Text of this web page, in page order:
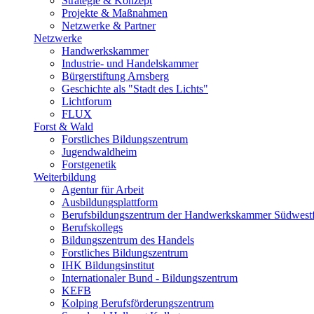
Projekte & Maßnahmen
Netzwerke & Partner
Netzwerke
Handwerkskammer
Industrie- und Handelskammer
Bürgerstiftung Arnsberg
Geschichte als "Stadt des Lichts"
Lichtforum
FLUX
Forst & Wald
Forstliches Bildungszentrum
Jugendwaldheim
Forstgenetik
Weiterbildung
Agentur für Arbeit
Ausbildungsplattform
Berufsbildungszentrum der Handwerkskammer
Berufskollegs
Bildungszentrum des Handels
Forstliches Bildungszentrum
IHK Bildungsinstitut
Internationaler Bund - Bildungszentrum
KEFB
Kolping Berufsförderungszentrum